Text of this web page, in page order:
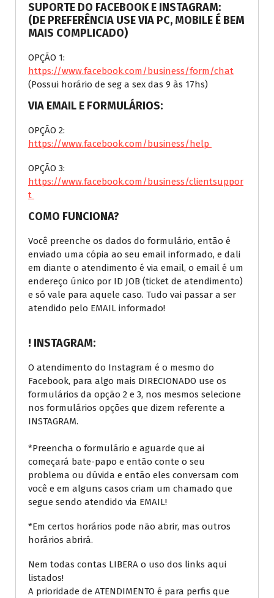
SUPORTE DO FACEBOOK E INSTAGRAM:
(DE PREFERÊNCIA USE VIA PC, MOBILE É BEM
MAIS COMPLICADO)
OPÇÃO 1:
https://www.facebook.com/business/form/chat
(Possui horário de seg a sex das 9 às 17hs)
VIA EMAIL E FORMULÁRIOS:
OPÇÃO 2:
https://www.facebook.com/business/help
OPÇÃO 3:
https://www.facebook.com/business/clientsuppor
t
COMO FUNCIONA?
Você preenche os dados do formulário, então é
enviado uma cópia ao seu email informado, e dali
em diante o atendimento é via email, o email é um
endereço único por ID JOB (ticket de atendimento)
e só vale para aquele caso. Tudo vai passar a ser
atendido pelo EMAIL informado!
! INSTAGRAM:
O atendimento do Instagram é o mesmo do
Facebook, para algo mais DIRECIONADO use os
formulários da opção 2 e 3, nos mesmos selecione
nos formulários opções que dizem referente a
INSTAGRAM.
*Preencha o formulário e aguarde que ai
começará bate-papo e então conte o seu
problema ou dúvida e então eles conversam com
você e em alguns casos criam um chamado que
segue sendo atendido via EMAIL!
*Em certos horários pode não abrir, mas outros
horários abrirá.
Nem todas contas LIBERA o uso dos links aqui
listados!
A prioridade de ATENDIMENTO é para perfis que